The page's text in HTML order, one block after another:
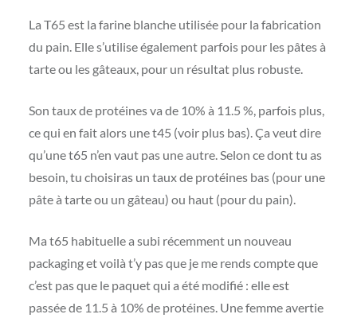
La T65 est la farine blanche utilisée pour la fabrication
du pain. Elle s’utilise également parfois pour les pâtes à
tarte ou les gâteaux, pour un résultat plus robuste.
Son taux de protéines va de 10% à 11.5 %, parfois plus,
ce qui en fait alors une t45 (voir plus bas). Ça veut dire
qu’une t65 n’en vaut pas une autre. Selon ce dont tu as
besoin, tu choisiras un taux de protéines bas (pour une
pâte à tarte ou un gâteau) ou haut (pour du pain).
Ma t65 habituelle a subi récemment un nouveau
packaging et voilà t’y pas que je me rends compte que
c’est pas que le paquet qui a été modifié : elle est
passée de 11.5 à 10% de protéines. Une femme avertie